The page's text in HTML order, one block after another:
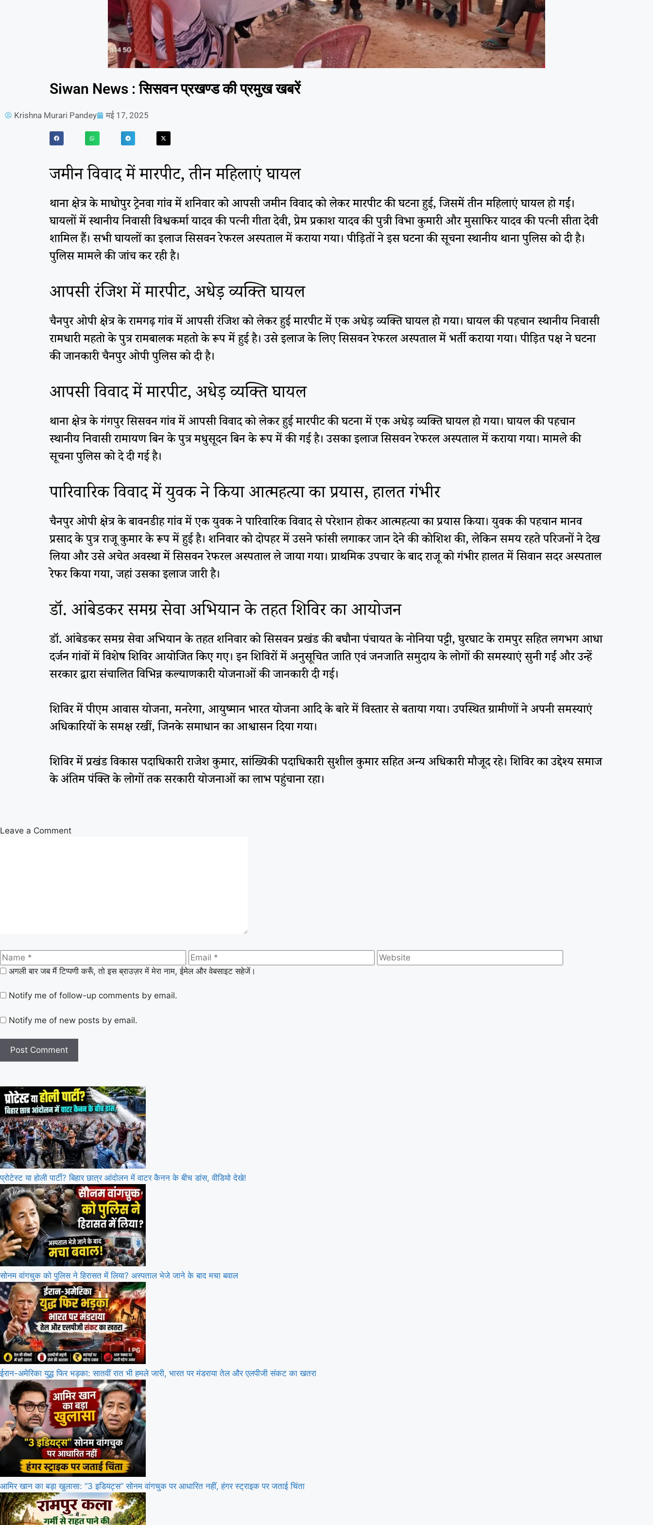
Siwan News : सिसवन प्रखण्ड की प्रमुख खबरें
Krishna Murari Pandey मई 17, 2025
जमीन विवाद में मारपीट, तीन महिलाएं घायल
थाना क्षेत्र के माधोपुर ट्रेनवा गांव में शनिवार को आपसी जमीन विवाद को लेकर मारपीट की घटना हुई, जिसमें तीन महिलाएं घायल हो गईं।
घायलों में स्थानीय निवासी विश्वकर्मा यादव की पत्नी गीता देवी, प्रेम प्रकाश यादव की पुत्री विभा कुमारी और मुसाफिर यादव की पत्नी सीता देवी
शामिल हैं। सभी घायलों का इलाज सिसवन रेफरल अस्पताल में कराया गया। पीड़ितों ने इस घटना की सूचना स्थानीय थाना पुलिस को दी है।
पुलिस मामले की जांच कर रही है।
आपसी रंजिश में मारपीट, अधेड़ व्यक्ति घायल
चैनपुर ओपी क्षेत्र के रामगढ़ गांव में आपसी रंजिश को लेकर हुई मारपीट में एक अधेड़ व्यक्ति घायल हो गया। घायल की पहचान स्थानीय निवासी
रामधारी महतो के पुत्र रामबालक महतो के रूप में हुई है। उसे इलाज के लिए सिसवन रेफरल अस्पताल में भर्ती कराया गया। पीड़ित पक्ष ने घटना
की जानकारी चैनपुर ओपी पुलिस को दी है।
आपसी विवाद में मारपीट, अधेड़ व्यक्ति घायल
थाना क्षेत्र के गंगपुर सिसवन गांव में आपसी विवाद को लेकर हुई मारपीट की घटना में एक अधेड़ व्यक्ति घायल हो गया। घायल की पहचान
स्थानीय निवासी रामायण बिन के पुत्र मधुसूदन बिन के रूप में की गई है। उसका इलाज सिसवन रेफरल अस्पताल में कराया गया। मामले की
सूचना पुलिस को दे दी गई है।
पारिवारिक विवाद में युवक ने किया आत्महत्या का प्रयास, हालत गंभीर
चैनपुर ओपी क्षेत्र के बावनडीह गांव में एक युवक ने पारिवारिक विवाद से परेशान होकर आत्महत्या का प्रयास किया। युवक की पहचान मानव
प्रसाद के पुत्र राजू कुमार के रूप में हुई है। शनिवार को दोपहर में उसने फांसी लगाकर जान देने की कोशिश की, लेकिन समय रहते परिजनों ने देख
लिया और उसे अचेत अवस्था में सिसवन रेफरल अस्पताल ले जाया गया। प्राथमिक उपचार के बाद राजू को गंभीर हालत में सिवान सदर अस्पताल
रेफर किया गया, जहां उसका इलाज जारी है।
डॉ. आंबेडकर समग्र सेवा अभियान के तहत शिविर का आयोजन
डॉ. आंबेडकर समग्र सेवा अभियान के तहत शनिवार को सिसवन प्रखंड की बघौना पंचायत के नोनिया पट्टी, घुरघाट के रामपुर सहित लगभग आधा
दर्जन गांवों में विशेष शिविर आयोजित किए गए। इन शिविरों में अनुसूचित जाति एवं जनजाति समुदाय के लोगों की समस्याएं सुनी गईं और उन्हें
सरकार द्वारा संचालित विभिन्न कल्याणकारी योजनाओं की जानकारी दी गई।
शिविर में पीएम आवास योजना, मनरेगा, आयुष्मान भारत योजना आदि के बारे में विस्तार से बताया गया। उपस्थित ग्रामीणों ने अपनी समस्याएं
अधिकारियों के समक्ष रखीं, जिनके समाधान का आश्वासन दिया गया।
शिविर में प्रखंड विकास पदाधिकारी राजेश कुमार, सांख्यिकी पदाधिकारी सुशील कुमार सहित अन्य अधिकारी मौजूद रहे। शिविर का उद्देश्य समाज
के अंतिम पंक्ति के लोगों तक सरकारी योजनाओं का लाभ पहुंचाना रहा।
Leave a Comment
अगली बार जब मैं टिप्पणी करूँ, तो इस ब्राउज़र में मेरा नाम, ईमेल और वेबसाइट सहेजें।
Notify me of follow-up comments by email.
Notify me of new posts by email.
प्रोटेस्ट या होली पार्टी? बिहार छात्र आंदोलन में वाटर कैनन के बीच डांस, वीडियो देखे!
सोनम वांगचुक को पुलिस ने हिरासत में लिया? अस्पताल भेजे जाने के बाद मचा बवाल
ईरान-अमेरिका युद्ध फिर भड़का: सातवीं रात भी हमले जारी, भारत पर मंडराया तेल और एलपीजी संकट का खतरा
आमिर खान का बड़ा खुलासा: “3 इडियट्स” सोनम वांगचुक पर आधारित नहीं, हंगर स्ट्राइक पर जताई चिंता